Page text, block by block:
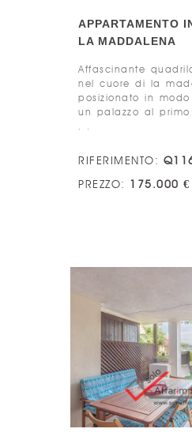
APPARTAMENTO
LA MADDALENA
Affascinante
nel cuore di la
posizionato in
un palazzo al
RIFERIMENTO:
PREZZO: 175.000 €